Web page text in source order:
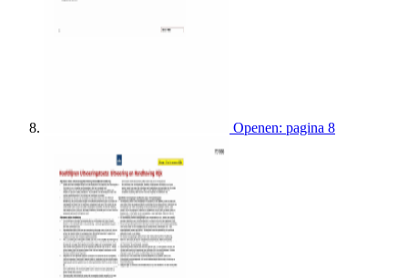
Openen: pagina 8